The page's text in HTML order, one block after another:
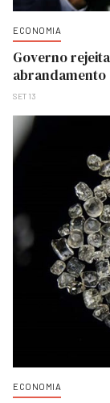
ECONOMIA
Governo
abrandamento
SET 13
ECONOMIA